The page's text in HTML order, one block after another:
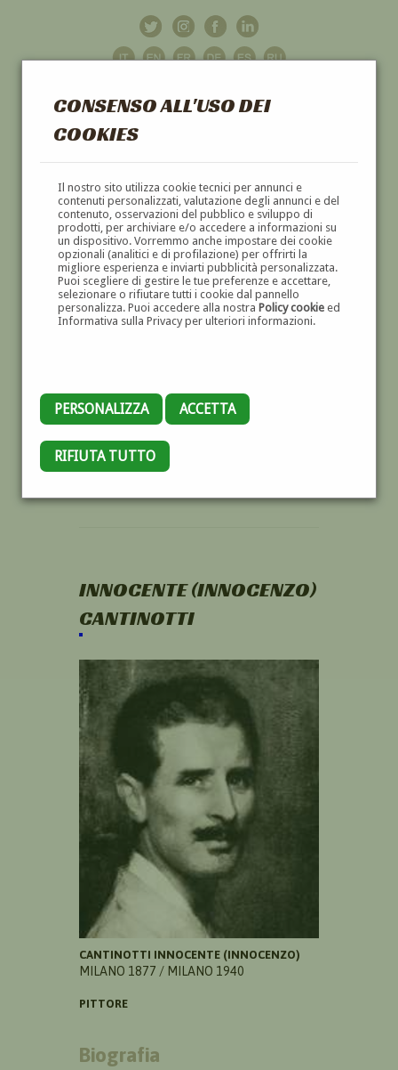
CONSENSO ALL'USO DEI
COOKIES
Il nostro sito utilizza cookie tecnici per annunci e
contenuti personalizzati, valutazione degli annunci e del
contenuto, osservazioni del pubblico e sviluppo di
prodotti, per archiviare e/o accedere a informazioni su
un dispositivo. Vorremmo anche impostare dei cookie
opzionali (analitici e di profilazione) per offrirti la
migliore esperienza e inviarti pubblicità personalizzata.
Puoi scegliere di gestire le tue preferenze e accettare,
selezionare o rifiutare tutti i cookie dal pannello
personalizza. Puoi accedere alla nostra Policy cookieed
Informativa sulla Privacy per ulteriori informazioni.
PERSONALIZZA ACCETTA
RIFIUTA TUTTO
GALLERIAD'ARTE
DIPINTI E SCULTURE '800 E '900
INNOCENTE (INNOCENZO)
CANTINOTTI
CANTINOTTI INNOCENTE (INNOCENZO)
MILANO 1877 / MILANO 1940
PITTORE
Biografia